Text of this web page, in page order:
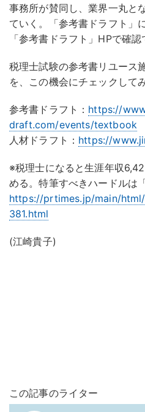
事務所が賛同し、業界一丸と
ていく。「参考書ドラフト」
「参考書ドラフト」HPで確認
税理士試験の参考書リユース
を、この機会にチェックして
参考書ドラフト： https://
draft.com/events/textbook
人材ドラフト： https://
※税理士になると生涯年収
める。特筆すべきハードルは
https://prtimes.jp/main/
381.html
(江崎貴子)
この記事のライター